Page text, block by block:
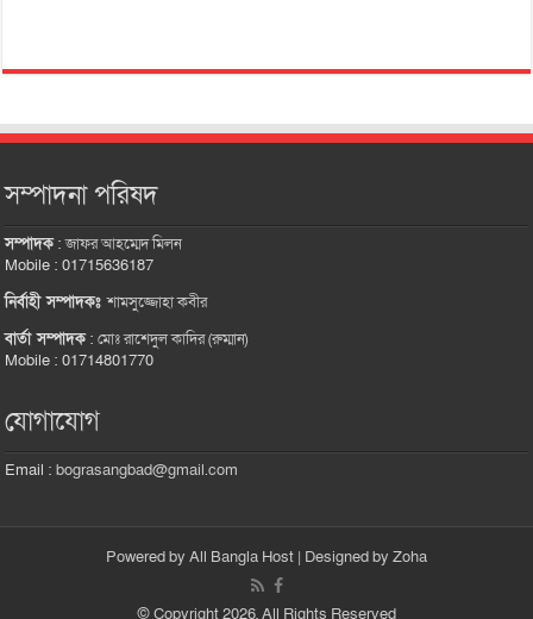
সম্পাদনা পরিষদ
সম্পাদক:জাফর আহম্মেদ মিলন
Mobile : 01715636187
নির্বাহী সম্পাদকঃশামসুজ্জোহা কবীর
বার্তা সম্পাদক:মোঃ রাশেদুল কাদির (রুম্মান)
Mobile : 01714801770
যোগাযোগ
Email :bograsangbad@gmail.com
Powered by All Bangla Host | Designed by Zoha
© Copyright 2026, All Rights Reserved